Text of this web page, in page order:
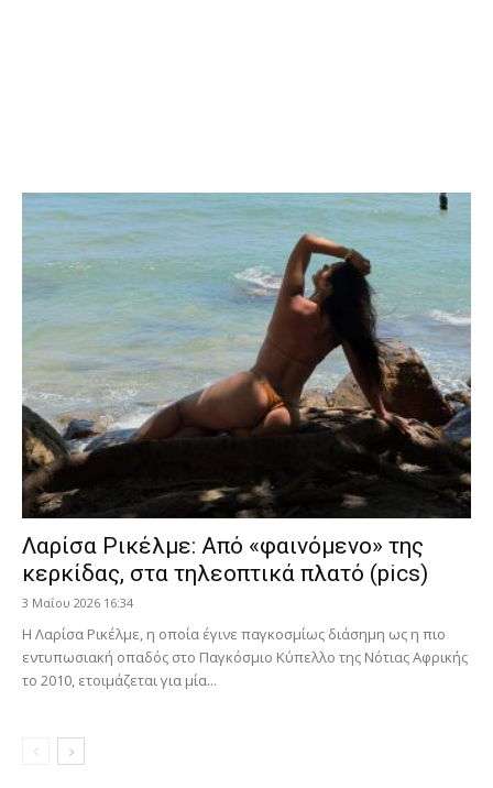
Λαρίσα Ρικέλμε: Από «φαινόμενο» της
κερκίδας, στα τηλεοπτικά πλατό (pics)
3 Μαΐου 2026 16:34
Η Λαρίσα Ρικέλμε, η οποία έγινε παγκοσμίως διάσημη ως η πιο
εντυπωσιακή οπαδός στο Παγκόσμιο Κύπελλο της Νότιας Αφρικής
το 2010, ετοιμάζεται για μία...